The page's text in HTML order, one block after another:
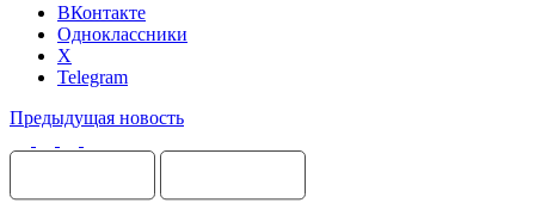
ВКонтакте
Одноклассники
X
Telegram
Предыдущая новость